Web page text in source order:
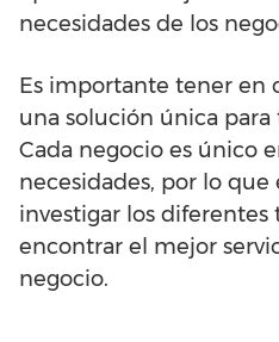
necesidades de los
Es importante tener en
una solución única para
Cada negocio es único
necesidades, por lo
investigar los
encontrar el mejor
negocio.